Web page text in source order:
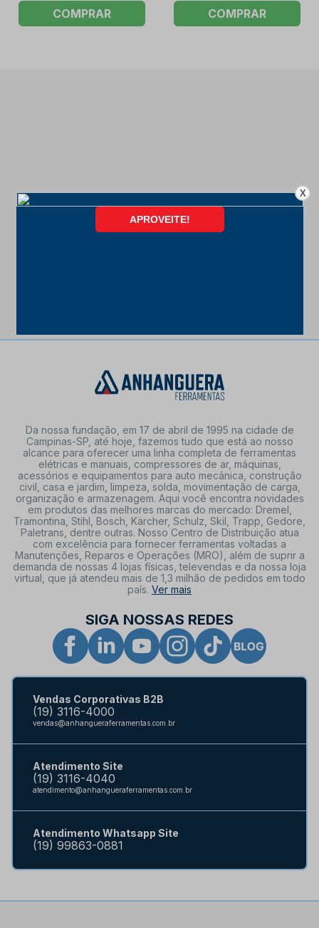
COMPRAR COMPRAR
FORMAS DE PAGAMENTO
Da nossa fundação, em 17 de abril de 1995 na cidade de
Campinas-SP, até hoje, fazemos tudo que está ao nosso
alcance para oferecer uma linha completa de ferramentas
elétricas e manuais, compressores de ar, máquinas,
acessórios e equipamentos para auto mecânica, construção
civil, casa e jardim, limpeza, solda, movimentação de carga,
organização e armazenagem. Aqui você encontra novidades
em produtos das melhores marcas do mercado: Dremel,
Tramontina, Stihl, Bosch, Kärcher, Schulz, Skil, Trapp, Gedore,
Paletrans, dentre outras. Nosso Centro de Distribuição atua
com excelência para fornecer ferramentas voltadas a
Manutenções, Reparos e Operações (MRO), além de suprir a
demanda de nossas 4 lojas físicas, televendas e da nossa loja
virtual, que já atendeu mais de 1,3 milhão de pedidos em todo
país. Ver mais
SIGA NOSSAS REDES
Vendas Corporativas B2B
(19) 3116-4000
vendas@anhangueraferramentas.com.br
Atendimento Site
(19) 3116-4040
atendimento@anhangueraferramentas.com.br
Atendimento Whatsapp Site
(19) 99863-0881
X